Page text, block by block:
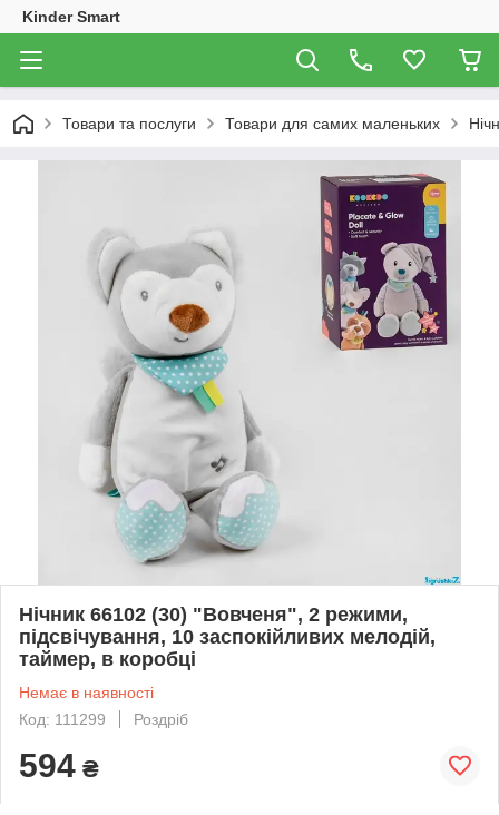
Kinder Smart
Товари та послуги Товари для самих маленьких
Нічник 66102 (30) "Вовченя", 2 режими,
підсвічування, 10 заспокійливих мелодій,
таймер, в коробці
Немає в наявності
Код: 111299
Роздріб
594 ₴